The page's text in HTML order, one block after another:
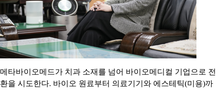
메타바이오메드가 치과 소재를 넘어 바이오메디컬 기업으로 전
환을 시도한다. 바이오 원료부터 의료기기와 에스테틱(미용)까